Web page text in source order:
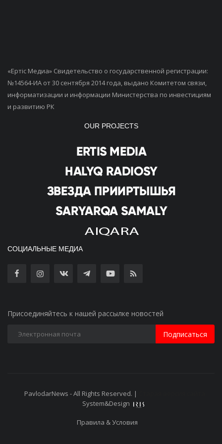
«Ертiс Медиа» Свидетельство о государственной регистрации:
№14564-ИА от 30 сентября 2014 года, выдано Комитетом связи,
информатизации и информации Министерства по инвестициям
и развитию РК
OUR PROJECTS
СОЦИАЛЬНЫЕ МЕДИА
Присоединяйтесь к нашей рассылке новостей
Подписаться
PavlodarNews - All Rights Reserved. |
System&Design
Правила & Условия